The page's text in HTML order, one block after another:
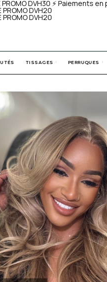
PROMO DVH30 ⚡️ Paiements
PROMO DVH20
PROMO DVH20
TISSAGES PERRUQUES